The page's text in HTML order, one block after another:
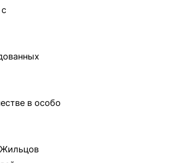
в особо
Жильцов